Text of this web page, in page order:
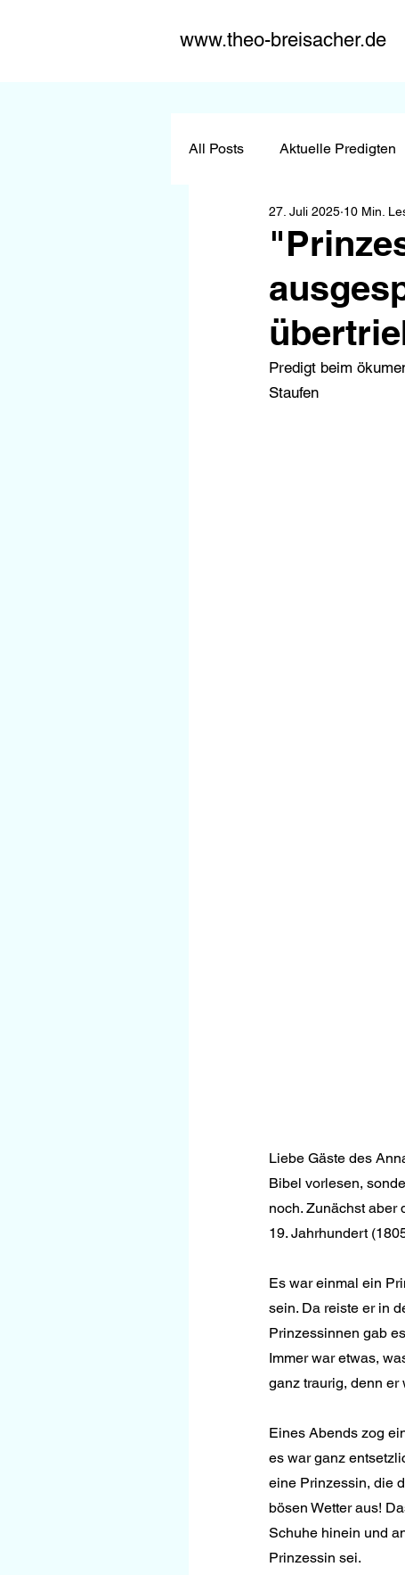
www.theo-breisacher.de
All Posts Aktuelle Predigten
P-Reihe Barmh. Samariter
27. Juli 2025 10 Min.
Predigt beim
Staufen
Liebe Gäste des
Bibel vorlesen,
noch. Zunächst aber
19. Jahrhundert
Es war einmal ein
sein. Da reiste er in
Prinzessinnen gab
Immer war etwas,
ganz traurig, denn
Eines Abends zog
es war ganz
eine Prinzessin, die
bösen Wetter aus!
Schuhe hinein und
Prinzessin sei.